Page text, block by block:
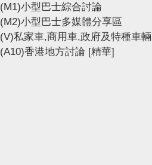
(M1)小型巴士綜合討論
(M2)小型巴士多媒體分享區
(V)私家車,商用車,政府及特種車輛
(A10)香港地方討論 [精華]